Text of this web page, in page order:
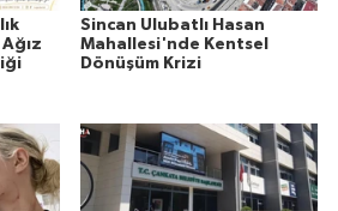
Sincan Ulubatlı Hasan
Mahallesi'nde Kentsel
Dönüşüm Krizi